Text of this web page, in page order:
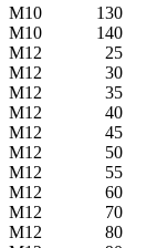
М10
130
М10
140
М12
25
М12
30
М12
35
М12
40
М12
45
М12
50
М12
55
М12
60
М12
70
М12
80